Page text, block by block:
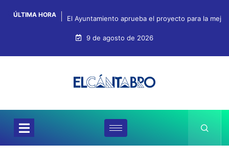
ÚLTIMA HORA El Ayuntamiento aprueba el proyecto para la
9 de agosto de 2026